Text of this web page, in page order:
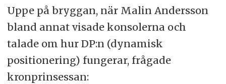
Uppe på bryggan, när Malin Andersson
bland annat visade konsolerna och
talade om hur DP:n (dynamisk
positionering) fungerar, frågade
kronprinsessan: